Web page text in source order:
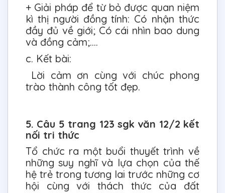
+ Giải pháp để từ bỏ được quan niệm
kì thị người đồng tính: Có nhận thức
đầy đủ về giới; Có cái nhìn bao dung
và đồng cảm;….
c. Kết bài:
Lời cảm ơn cùng với chúc phong
trào thành công tốt đẹp.
5. Câu 5 trang 123 sgk văn 12/2 kết
nối tri thức
Tổ chức ra một buổi thuyết trình về
những suy nghĩ và lựa chọn của thế
hệ trẻ trong tương lai trước những cơ
hội cùng với thách thức của đất